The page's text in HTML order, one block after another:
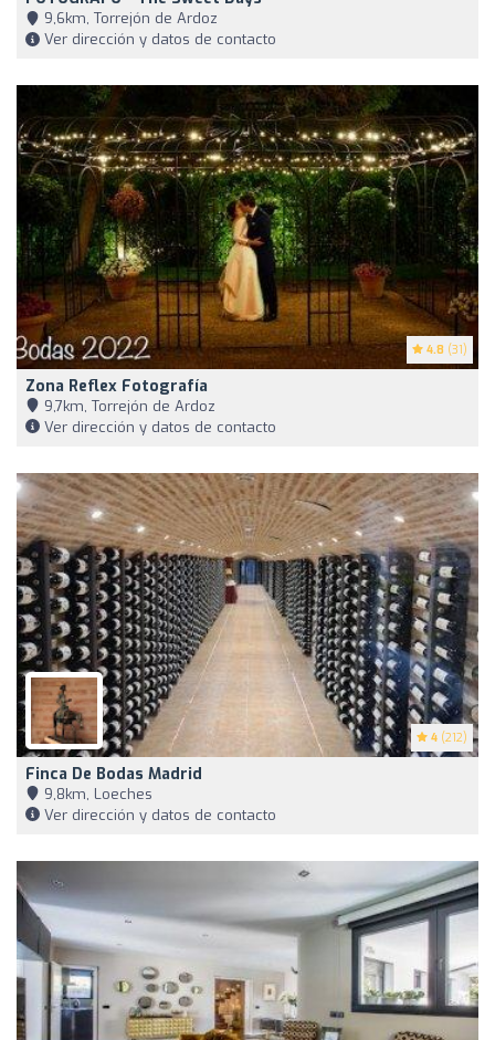
9,6km, Torrejón de Ardoz
Ver dirección y datos de contacto
4.8 (31)
Zona Reflex Fotografía
9,7km, Torrejón de Ardoz
Ver dirección y datos de contacto
4 (212)
Finca De Bodas Madrid
9,8km, Loeches
Ver dirección y datos de contacto